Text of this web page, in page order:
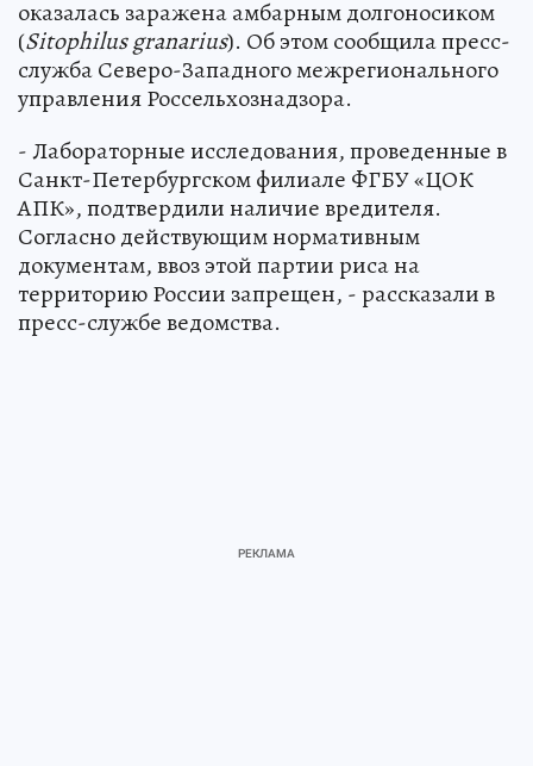
оказалась заражена амбарным долгоносиком
(Sitophilus granarius). Об этом сообщила пресс-
служба Северо-Западного межрегионального
управления Россельхознадзора.
- Лабораторные исследования, проведенные в
Санкт-Петербургском филиале ФГБУ «ЦОК
АПК», подтвердили наличие вредителя.
Согласно действующим нормативным
документам, ввоз этой партии риса на
территорию России запрещен, - рассказали в
пресс-службе ведомства.